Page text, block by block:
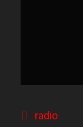
radio